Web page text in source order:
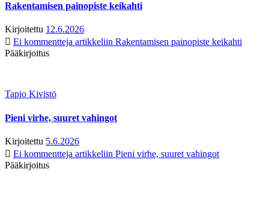
Rakentamisen painopiste keikahti
Kirjoitettu 12.6.2026
Ei kommentteja artikkeliin Rakentamisen painopiste keikahti
Pääkirjoitus
Tapio Kivistö
Pieni virhe, suuret vahingot
Kirjoitettu 5.6.2026
Ei kommentteja artikkeliin Pieni virhe, suuret vahingot
Pääkirjoitus